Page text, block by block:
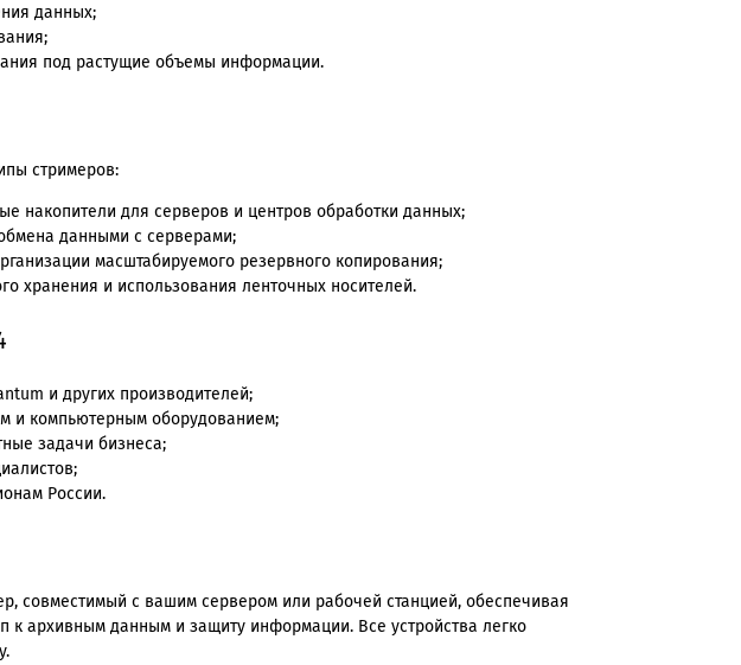
данных;
под растущие объемы информации.
стримеров:
накопители для серверов и центров обработки данных;
данными с серверами;
масштабируемого резервного копирования;
хранения и использования ленточных носителей.
и других производителей;
и компьютерным оборудованием;
задачи бизнеса;
России.
совместимый с вашим сервером или рабочей станцией, обеспечивая
к архивным данным и защиту информации. Все устройства легко